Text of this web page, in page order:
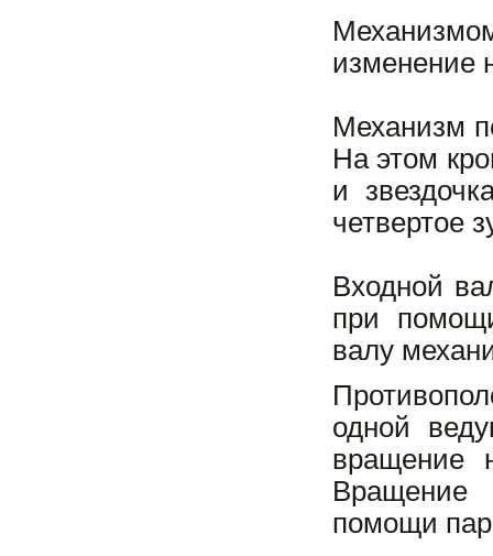
изменение
Механизм
На этом
и
четвертое
Входной
при
валу
одной
вращение
Вращение
помощи